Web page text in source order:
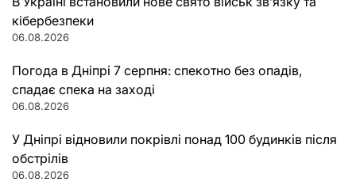
кібербезпеки
06.08.2026
Погода в Дніпрі 7 серпня: спекотно без опадів,
спадає спека на заході
06.08.2026
У Дніпрі відновили покрівлі понад 100 будинків після
обстрілів
06.08.2026